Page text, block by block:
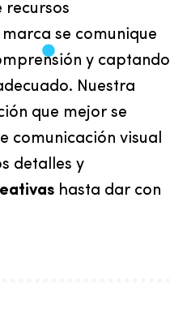
recursos
se comunique
y captando
Nuestra
que mejor se
comunicación visual
detalles y
hasta dar con